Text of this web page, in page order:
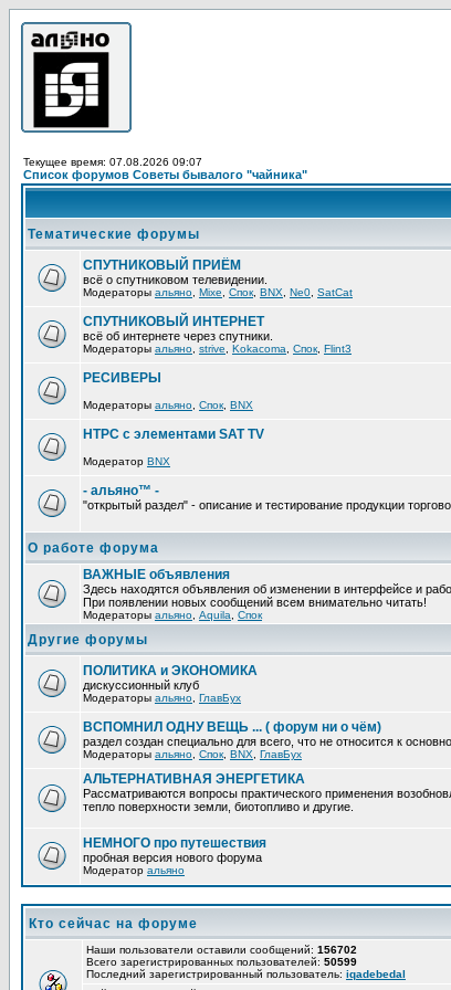
Текущее время: 07.08.2026 09:07
Список форумов Советы бывалого "чайника"
Тематические форумы
СПУТНИКОВЫЙ ПРИЁМ
всё о спутниковом телевидении.
Модераторы альяно Mixe Спок BNX Ne0 SatCat
СПУТНИКОВЫЙ ИНТЕРНЕТ
всё об интернете через спутники.
Модераторы альяно strive Kokacoma Спок Flint3
РЕСИВЕРЫ
Модераторы альяно Спок BNX
HTPC с элементами SAT TV
Модератор BNX
- альяно™ -
"открытый раздел" - описание и тестирование продукции
О работе форума
ВАЖНЫЕ объявления
Здесь находятся объявления об изменении в интерфейсе и
При появлении новых сообщений всем внимательно читать!
Модераторы альяно Aquila Спок
Другие форумы
ПОЛИТИКА и ЭКОНОМИКА
дискуссионный клуб
Модераторы альяно ГлавБух
ВСПОМНИЛ ОДНУ ВЕЩЬ ... ( форум ни о чём)
раздел создан специально для всего, что не относится к
Модераторы альяно Спок BNX ГлавБух
АЛЬТЕРНАТИВНАЯ ЭНЕРГЕТИКА
Рассматриваются вопросы практического применения
тепло поверхности земли, биотопливо и другие.
НЕМНОГО про путешествия
пробная версия нового форума
Модератор альяно
Кто сейчас на форуме
Наши пользователи оставили сообщений: 156702
Всего зарегистрированных пользователей: 50599
Последний зарегистрированный пользователь: iqadebedal